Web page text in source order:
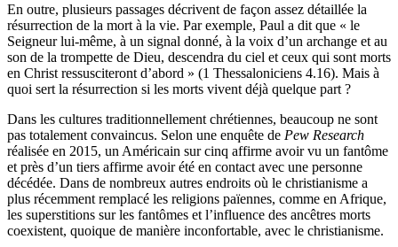
En outre, plusieurs passages décrivent de façon assez détaillée la
résurrection de la mort à la vie. Par exemple, Paul a dit que « le
Seigneur lui-même, à un signal donné, à la voix d’un archange et au
son de la trompette de Dieu, descendra du ciel et ceux qui sont morts
en Christ ressusciteront d’abord » (1 Thessaloniciens 4.16). Mais à
quoi sert la résurrection si les morts vivent déjà quelque part ?
Dans les cultures traditionnellement chrétiennes, beaucoup ne sont
pas totalement convaincus. Selon une enquête de Pew Research
réalisée en 2015, un Américain sur cinq affirme avoir vu un fantôme
et près d’un tiers affirme avoir été en contact avec une personne
décédée. Dans de nombreux autres endroits où le christianisme a
plus récemment remplacé les religions païennes, comme en Afrique,
les superstitions sur les fantômes et l’influence des ancêtres morts
coexistent, quoique de manière inconfortable, avec le christianisme.